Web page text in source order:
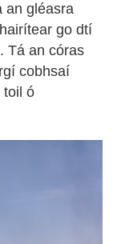
an gléasra
go dtí
Tá an córas
cobhsaí
toil ó